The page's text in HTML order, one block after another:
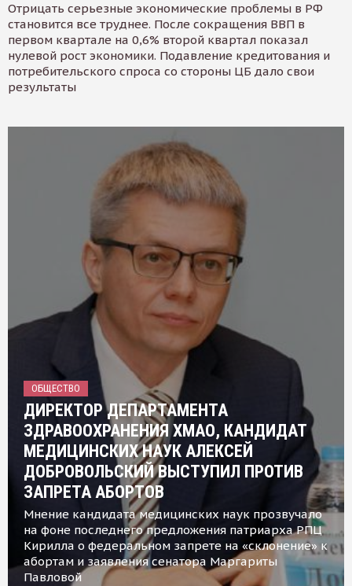
Отрицать серьезные экономические проблемы в РФ
становится все труднее. После сокращения ВВП в
первом квартале на 0,6% второй квартал показал
нулевой рост экономики. Подавление кредитования и
потребительского спроса со стороны ЦБ дало свои
результаты
ОБЩЕСТВО
ДИРЕКТОР ДЕПАРТАМЕНТА
ЗДРАВООХРАНЕНИЯ ХМАО, КАНДИДАТ
МЕДИЦИНСКИХ НАУК АЛЕКСЕЙ
ДОБРОВОЛЬСКИЙ ВЫСТУПИЛ ПРОТИВ
ЗАПРЕТА АБОРТОВ
Мнение кандидата медицинских наук прозвучало
на фоне последнего предложения патриарха РПЦ
Кирилла о федеральном запрете на «склонение» к
абортам и заявления сенатора Маргариты
Павловой